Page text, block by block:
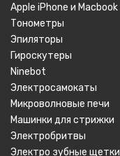
Apple iPhone и Macbook
Тонометры
Эпиляторы
Гироскутеры
Ninebot
Электросамокаты
Микроволновые печи
Машинки для стрижки
Электробритвы
Электро зубные щетки